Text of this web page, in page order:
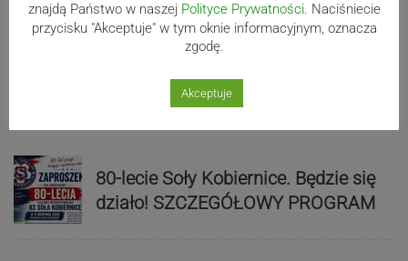
Bracia Szejowie ruszają po kolejne
punkty. Liderzy mistrzostw
wystartują w Rajdzie Rzeszowskim
80-lecie Soły Kobiernice. Będzie się
działo! SZCZEGÓŁOWY PROGRAM
znajdą Państwo w naszej Polityce Prywatności. Naciśniecie
przycisku "Akceptuje" w tym oknie informacyjnym, oznacza
zgodę.
Akceptuje